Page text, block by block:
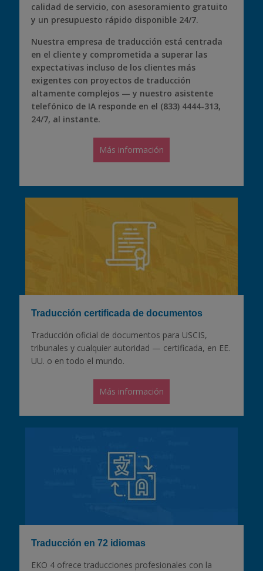
calidad de servicio, con asesoramiento gratuito
y un presupuesto rápido disponible 24/7.
Nuestra empresa de traducción está centrada
en el cliente y comprometida a superar las
expectativas incluso de los clientes más
exigentes con proyectos de traducción
altamente complejos — y nuestro asistente
telefónico de IA responde en el (833) 4444-313,
24/7, al instante.
Más información
Traducción certificada de documentos
Traducción oficial de documentos para USCIS,
tribunales y cualquier autoridad — certificada, en EE.
UU. o en todo el mundo.
Más información
Traducción en 72 idiomas
EKO 4 ofrece traducciones profesionales con la